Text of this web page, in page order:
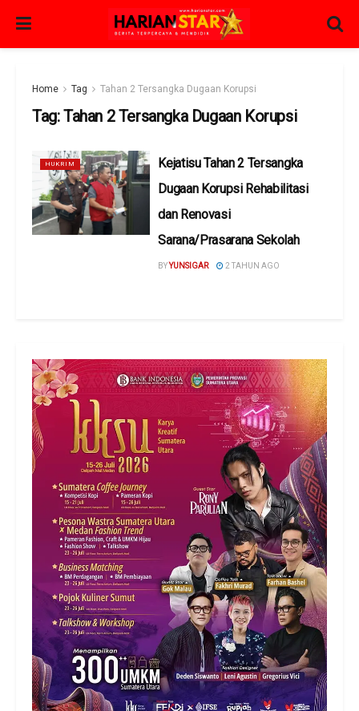
Home Tag Tahan 2 Tersangka Dugaan Korupsi
Tag:Tahan 2 Tersangka Dugaan Korupsi
HUKRIM
Kejatisu Tahan 2 Tersangka
Dugaan Korupsi Rehabilitasi
dan Renovasi
Sarana/Prasarana Sekolah
BYYUNSIGAR 2 TAHUN AGO